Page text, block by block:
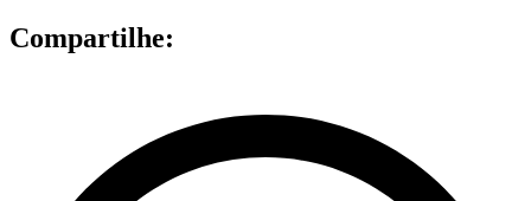
Compartilhe: